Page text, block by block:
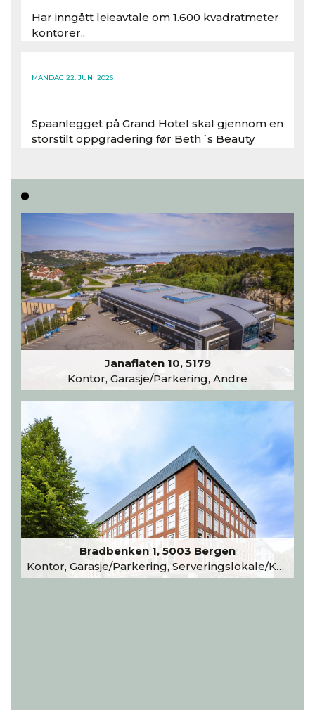
Har inngått leieavtale om 1.600 kvadratmeter
kontorer..
MANDAG 22. JUNI 2026
Spaanlegget på Grand Hotel skal gjennom en
storstilt oppgradering før Beth´s Beauty
Les hele artikkelen
Janaflaten 10, 5179
Kontor, Garasje/Parkering, Andre
Bradbenken 1, 5003 Bergen
Kontor, Garasje/Parkering, Serveringslokale/Kantine, Undervisning/Arrangement